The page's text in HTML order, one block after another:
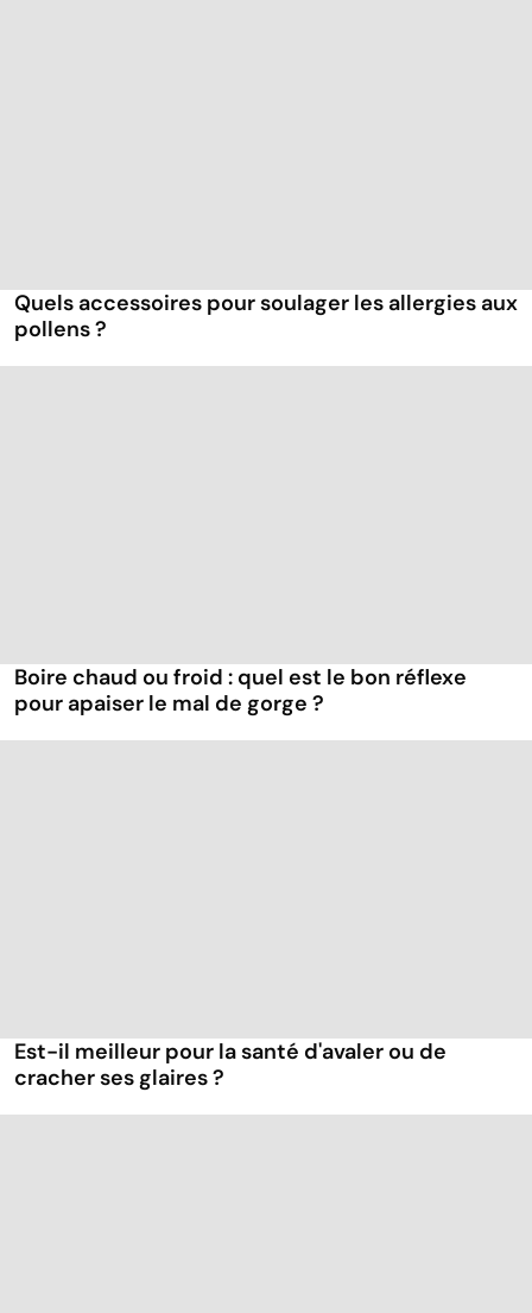
Quels accessoires pour soulager les allergies aux
pollens ?
Boire chaud ou froid : quel est le bon réflexe
pour apaiser le mal de gorge ?
Est-il meilleur pour la santé d'avaler ou de
cracher ses glaires ?